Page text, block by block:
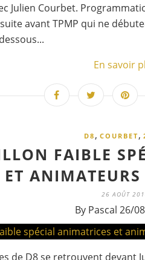
Julien Courbet.
avant TPMP qui ne
En savoir
D8, COURBET,
FAIBLE
ET
26 AOÛT
By Pascal 26/
de D8 se retrouvent devant